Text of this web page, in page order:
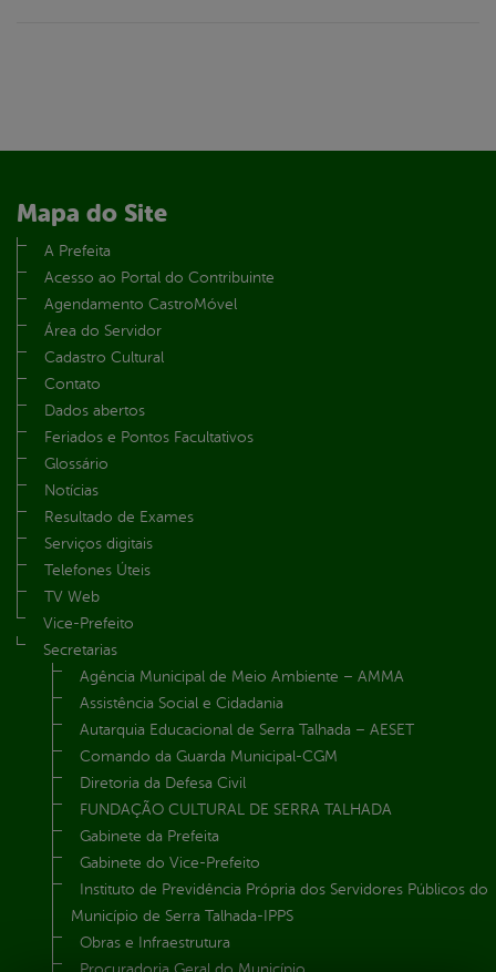
Mapa do Site
A Prefeita
Acesso ao Portal do Contribuinte
Agendamento CastroMóvel
Área do Servidor
Cadastro Cultural
Contato
Dados abertos
Feriados e Pontos Facultativos
Glossário
Notícias
Resultado de Exames
Serviços digitais
Telefones Úteis
TV Web
Vice-Prefeito
Secretarias
Agência Municipal de Meio Ambiente – AMMA
Assistência Social e Cidadania
Autarquia Educacional de Serra Talhada – AESET
Comando da Guarda Municipal-CGM
Diretoria da Defesa Civil
FUNDAÇÃO CULTURAL DE SERRA TALHADA
Gabinete da Prefeita
Gabinete do Vice-Prefeito
Instituto de Previdência Própria dos Servidores Públicos do
Município de Serra Talhada-IPPS
Obras e Infraestrutura